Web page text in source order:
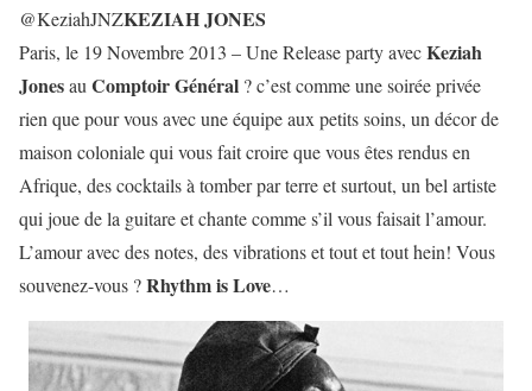
@KeziahJNZKEZIAH JONES
Paris, le 19 Novembre 2013 – Une Release party avecKeziah
JonesauComptoir Général ? c’est comme une soirée privée
rien que pour vous avec une équipe aux petits soins, un décor de
maison coloniale qui vous fait croire que vous êtes rendus en
Afrique, des cocktails à tomber par terre et surtout, un bel artiste
qui joue de la guitare et chante comme s’il vous faisait l’amour.
L’amour avec des notes, des vibrations et tout et tout hein! Vous
souvenez-vous ?Rhythm is Love…